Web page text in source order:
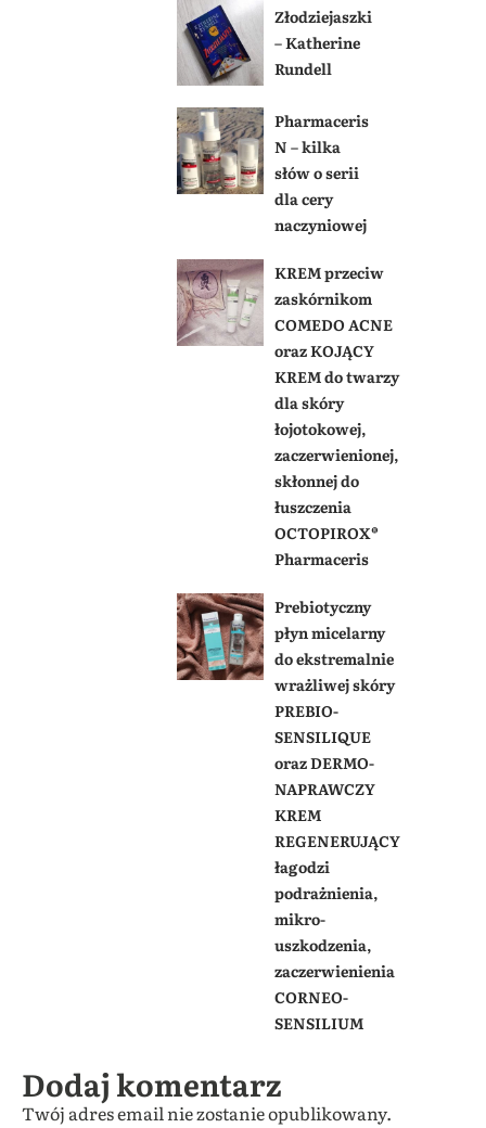
Złodziejaszki
– Katherine
Rundell
Pharmaceris
N – kilka
słów o serii
dla cery
naczyniowej
KREM przeciw
zaskórnikom
COMEDO ACNE
oraz KOJĄCY
KREM do twarzy
dla skóry
łojotokowej,
zaczerwienionej,
skłonnej do
łuszczenia
OCTOPIROX®
Pharmaceris
Prebiotyczny
płyn micelarny
do ekstremalnie
wrażliwej skóry
PREBIO-
SENSILIQUE
oraz DERMO-
NAPRAWCZY
KREM
REGENERUJĄCY
łagodzi
podrażnienia,
mikro-
uszkodzenia,
zaczerwienienia
CORNEO-
SENSILIUM
Dodaj komentarz
Twój adres email nie zostanie opublikowany.